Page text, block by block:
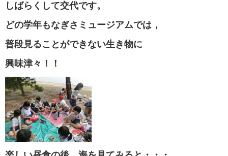
しばらくして交代です。
どの学年もなぎさミュージアムでは，
普段見ることができない生き物に
興味津々！！